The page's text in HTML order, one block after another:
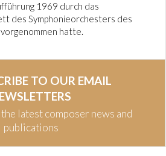
1969 durch das
des Symphonieorchesters des
hatte.
TO OUR EMAIL
latest composer news and
publications